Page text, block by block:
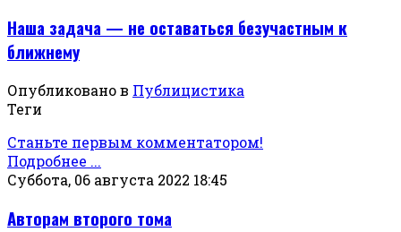
Наша задача — не оставаться безучастным к
ближнему
Опубликовано в Публицистика
Теги
Станьте первым комментатором!
Подробнее ...
Суббота, 06 августа 2022 18:45
Авторам второго тома